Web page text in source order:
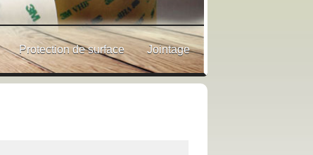
Protection de surface Jointage